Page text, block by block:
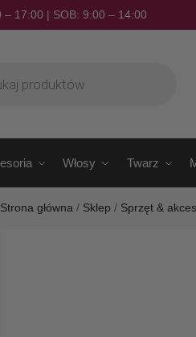
– 17:00 | SOB: 9:00 – 14:00
Włosy Twarz
Strona główna / Sklep / Sprzęt &